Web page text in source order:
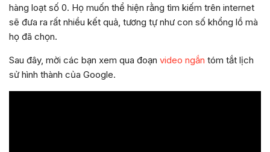
hàng loạt số 0. Họ muốn thể hiện rằng tìm kiếm trên internet
sẽ đưa ra rất nhiều kết quả, tương tự như con số khổng lồ mà
họ đã chọn.
Sau đây, mời các bạn xem qua đoạn video ngắn tóm tắt lịch
sử hình thành của Google.